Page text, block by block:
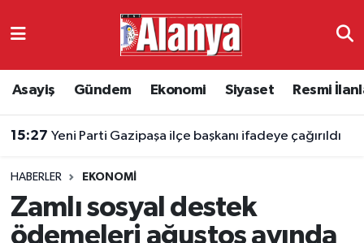
Asayiş Gündem Ekonomi Siyaset Resmi
15:27 Yeni Parti Gazipaşa ilçe başkanı ifadeye çağırıldı
HABERLER EKONOMI
Zamlı sosyal destek
ödemeleri ağustos ayında
Ekonomi
Resmi İlanlar
Antalya Namaz Vakitleri
Süper Lig Puan Durumu ve Fikstür